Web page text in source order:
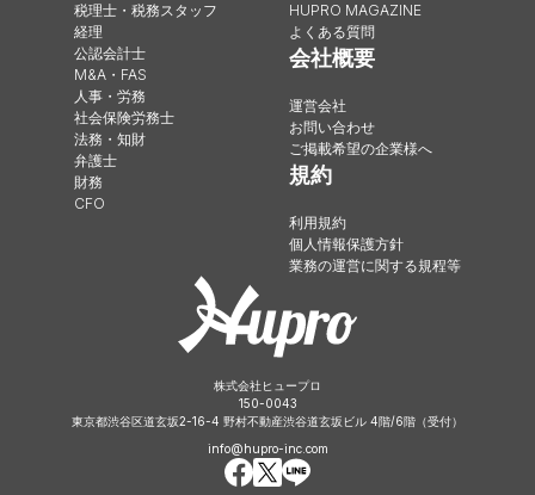
税理士・税務スタッフ
経理
公認会計士
M&A・FAS
人事・労務
社会保険労務士
法務・知財
弁護士
財務
CFO
HUPRO MAGAZINE
よくある質問
会社概要
運営会社
お問い合わせ
ご掲載希望の企業様へ
規約
利用規約
個人情報保護方針
業務の運営に関する規程等
株式会社ヒュープロ
150-0043
東京都渋谷区道玄坂2-16-4 野村不動産渋谷道玄坂ビル 4階/6階（受付）
info@hupro-inc.com